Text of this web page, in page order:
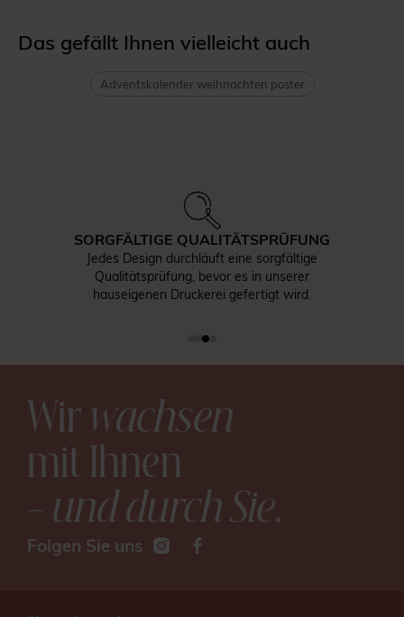
Das gefällt Ihnen vielleicht auch
Adventskalender weihnachten poster
SORGFÄLTIGE QUALITÄTSPRÜFUNG
Jedes Design durchläuft eine sorgfältige
Qualitätsprüfung, bevor es in unserer
hauseigenen Druckerei gefertigt wird.
Wirwachsen
mit Ihnen
– und durch Sie.
Folgen Sie uns